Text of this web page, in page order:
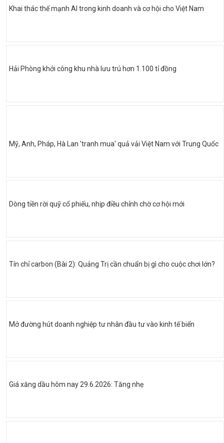
Khai thác thế mạnh AI trong kinh doanh và cơ hội cho Việt Nam
Hải Phòng khởi công khu nhà lưu trú hơn 1.100 tỉ đồng
Mỹ, Anh, Pháp, Hà Lan 'tranh mua' quả vải Việt Nam với Trung Quốc
Dòng tiền rời quỹ cổ phiếu, nhịp điều chỉnh chờ cơ hội mới
Tín chỉ carbon (Bài 2): Quảng Trị cần chuẩn bị gì cho cuộc chơi lớn?
Mở đường hút doanh nghiệp tư nhân đầu tư vào kinh tế biển
Giá xăng dầu hôm nay 29.6.2026: Tăng nhẹ